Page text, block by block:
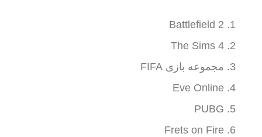
Battlefield 2
The Sims 4
مجموعه بازی FIFA
Eve Online
PUBG
Frets on Fire